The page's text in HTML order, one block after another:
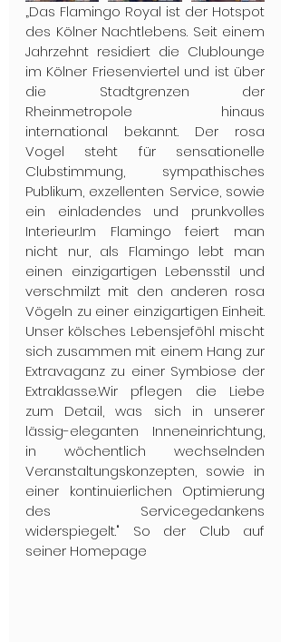
„Das Flamingo Royal ist der Hotspot
des Kölner Nachtlebens. Seit einem
Jahrzehnt residiert die Clublounge
im Kölner Friesenviertel und ist über
die Stadtgrenzen der
Rheinmetropole hinaus
international bekannt. Der rosa
Vogel steht für sensationelle
Clubstimmung, sympathisches
Publikum, exzellenten Service, sowie
ein einladendes und prunkvolles
Interieur.Im Flamingo feiert man
nicht nur, als Flamingo lebt man
einen einzigartigen Lebensstil und
verschmilzt mit den anderen rosa
Vögeln zu einer einzigartigen Einheit.
Unser kölsches Lebensjeföhl mischt
sich zusammen mit einem Hang zur
Extravaganz zu einer Symbiose der
Extraklasse.Wir pflegen die Liebe
zum Detail, was sich in unserer
lässig-eleganten Inneneinrichtung,
in wöchentlich wechselnden
Veranstaltungskonzepten, sowie in
einer kontinuierlichen Optimierung
des Servicegedankens
widerspiegelt." So der Club auf
seiner Homepage